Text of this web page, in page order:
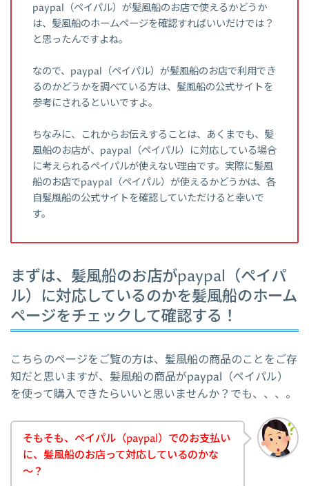
paypal（ペイパル）が髪風船のお店で使えるかどうか
は、髪風船のホームページを確認すればいいだけでは？
と思ったんですよね。
なので、paypal（ペイパル）が髪風船のお店で利用でき
るのかどうかを調べている方は、髪風船の公式サイトを
参考にされるといいですよ。
ちなみに、これからお伝えすることは、あくまでも、髪
風船のお店が、paypal（ペイパル）に対応している場合
に考えられるペイパルが使えない理由です。実際に髪風
船のお店でpaypal（ペイパル）が使えるかどうかは、各
自髪風船の公式サイトを確認していただけると幸いで
す。
まずは、髪風船のお店がpaypal（ペイパ
ル）に対応しているのかを髪風船のホーム
ページをチェックして確認する！
こちらのページをご覧の方は、髪風船の商品のことをご存
知だと思いますが、髪風船の商品がpaypal（ペイパル）
を使って購入できたらいいと思いませんか？でも、、、。
そもそも、ペイパル（paypal）でのお支払い
に、髪風船のお店って対応しているのかな
～？